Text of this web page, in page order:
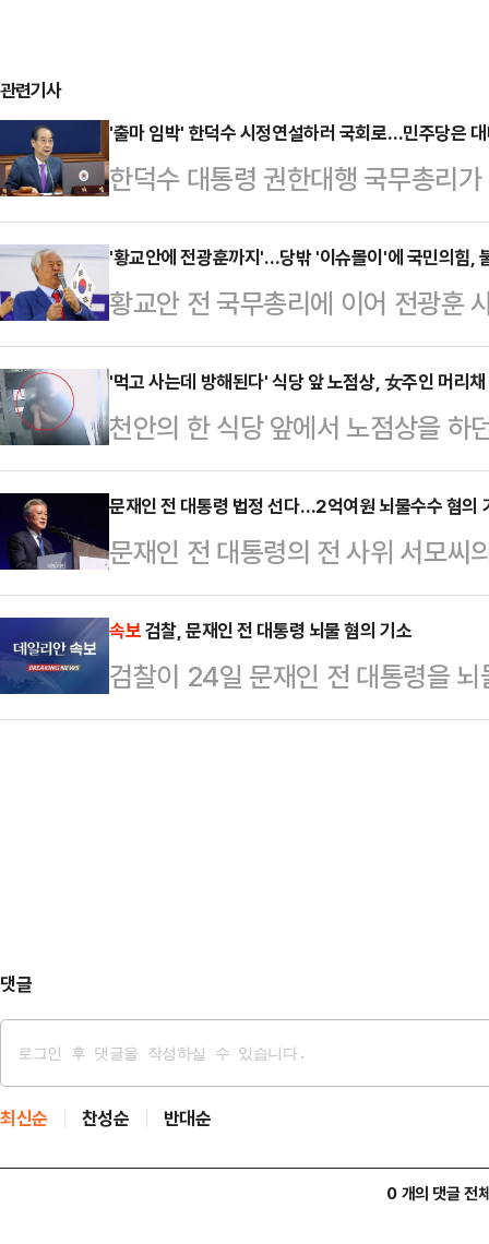
관련기사
'출마 임박' 한덕수 시정연설하러 국회로…민주당은
한덕수 대통령 권한대행 국무총리
하러 여의도를 찾는다. '한미 2+2
대선 출마선언을 할 것이라는 관측
될 것이라는 전망이 나온다.더불어
선언'이라고 주장하면서 "한 대행이
닌가 우려하고 있다"고 비판했다.
대행 시정연설에 대한 당 차원의
일 오전 1…
'황교안에 전광훈까지'…당밖 '이슈몰이'에 국민의힘,
황교안 전 국무총리에 이어 전광훈
다는 얘기에 국민의힘이 불편한 기
표가 갈라지면서 정권재창출에 어
적 국민들이 총결집해야만 해볼만
간 쳐질 '반(反)이재명 빅텐트'에 합
사는 24일 오전 여의도에 위치한
대선 출마를 공식화할 계획이다. 전
대) 집회를 주도한 …
'먹고 사는데 방해된다' 식당 앞 노점상, 女주인 머리
천안의 한 식당 앞에서 노점상을 하
구속됐다.20일 충남 천안서북경찰
인근 식당 주인을 흉기로 찌르고
구속했다.A씨는 지난 16일 오후 1
에서 주인 50대 여성 B씨를 흉기로
결과 A씨는 B씨 식당 앞에서 과일
제로 B씨 남편과 한차례 이야기를
이 "교통사고…
문재인 전 대통령 법정 선다…2억여원 뇌물수수 혐의
문재인 전 대통령의 전 사위 서모씨
검찰이 문 전 대통령을 뇌물수수
면 전주지검은 문 전 대통령을 특정
혐의로 불구속기소 했다고 이날 밝
직 전 의원도 뇌물공여 및 업무상
속보검찰, 문재인 전 대통령 뇌물 혐의 기소
검찰이 24일 문재인 전 대통령을
댓글
최신순 찬성순 반대순
0 개의 댓글 전